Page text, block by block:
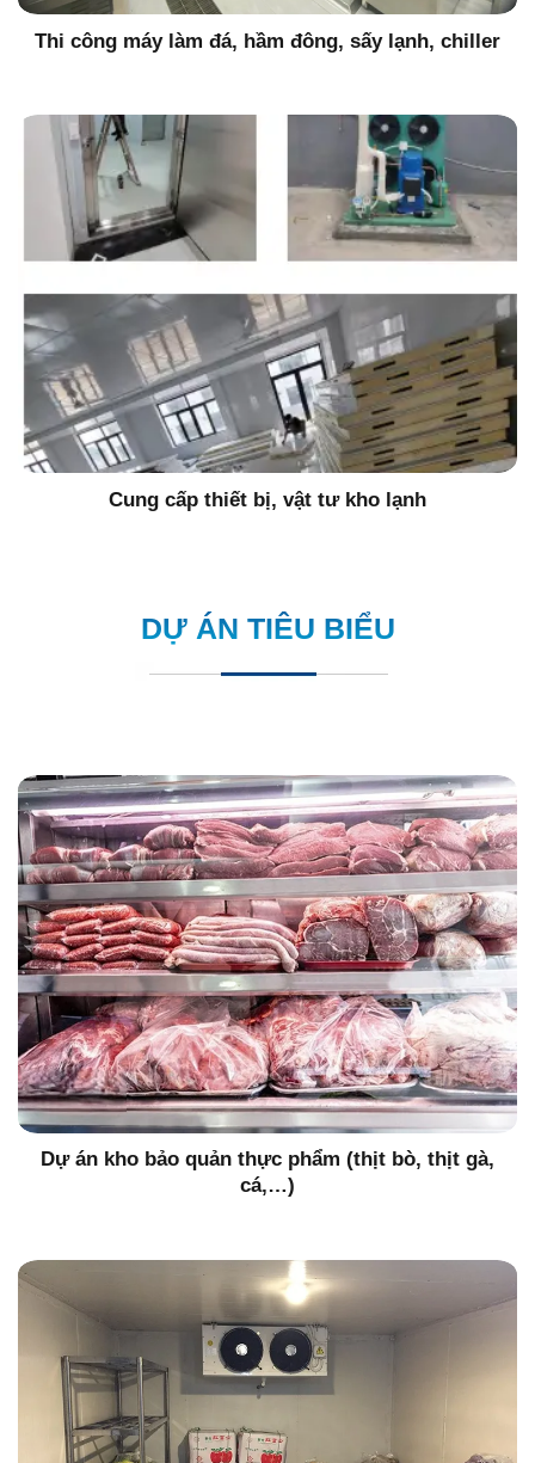
Thi công máy làm đá, hầm đông, sấy lạnh, chiller
Cung cấp thiết bị, vật tư kho lạnh
DỰ ÁN TIÊU BIỂU
Dự án kho bảo quản thực phẩm (thịt bò, thịt gà,
cá,…)